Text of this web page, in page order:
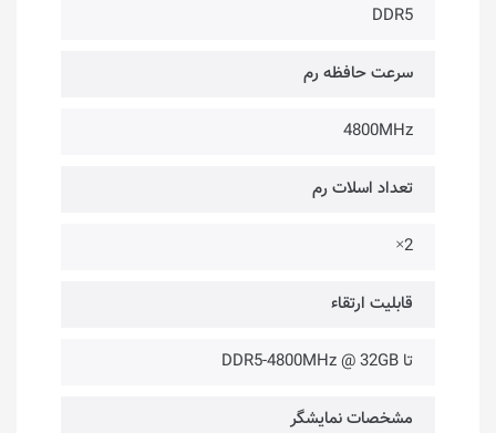
DDR5
سرعت حافظه رم
4800MHz
تعداد اسلات رم
2×
قابلیت ارتقاء
تا DDR5-4800MHz @ 32GB
مشخصات نمایشگر